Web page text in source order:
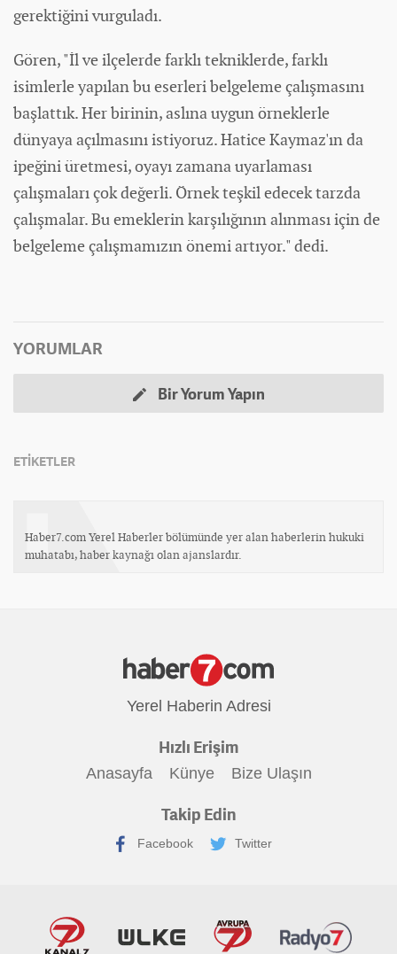
gerektiğini vurguladı.
Gören, "İl ve ilçelerde farklı tekniklerde, farklı
isimlerle yapılan bu eserleri belgeleme çalışmasını
başlattık. Her birinin, aslına uygun örneklerle
dünyaya açılmasını istiyoruz. Hatice Kaymaz'ın da
ipeğini üretmesi, oyayı zamana uyarlaması
çalışmaları çok değerli. Örnek teşkil edecek tarzda
çalışmalar. Bu emeklerin karşılığının alınması için de
belgeleme çalışmamızın önemi artıyor." dedi.
YORUMLAR
Bir Yorum Yapın
ETİKETLER
Haber7.com Yerel Haberler bölümünde yer alan haberlerin hukuki
muhatabı, haber kaynağı olan ajanslardır.
Yerel Haberin Adresi
Hızlı Erişim
Anasayfa Künye Bize Ulaşın
Takip Edin
Facebook Twitter